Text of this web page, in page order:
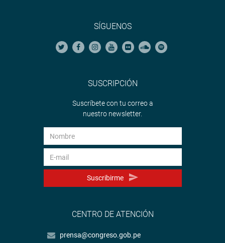
SÍGUENOS
SUSCRIPCIÓN
Suscríbete con tu correo a
nuestro newsletter.
Suscribirme
CENTRO DE ATENCIÓN
prensa@congreso.gob.pe